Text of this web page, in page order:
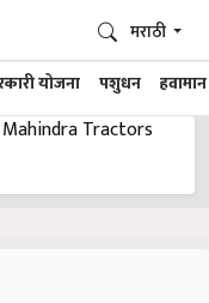
योजना पशुधन हवामान
मराठी